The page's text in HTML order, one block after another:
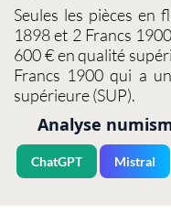
Seules les pièces en
1898et 2 Francs 1900
600 € en qualité
Francs 1900 qui a
supérieure (SUP).
Analyse
ChatGPT Mistral